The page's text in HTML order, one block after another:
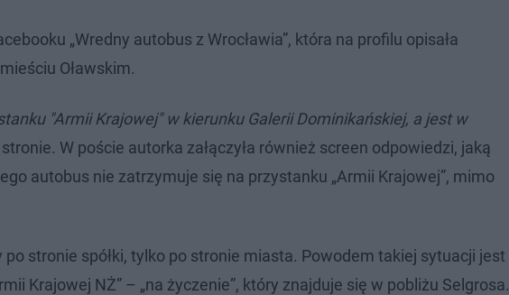
„Wredny autobus z Wrocławia”, która na profilu opisała
Oławskim.
"Armii Krajowej" w kierunku Galerii Dominikańskiej, a jest w
W poście autorka załączyła również screen odpowiedzi, jaką
autobus nie zatrzymuje się na przystanku „Armii Krajowej”, mimo
stronie spółki, tylko po stronie miasta. Powodem takiej sytuacji jest
Krajowej NŻ” – „na życzenie”, który znajduje się w pobliżu Selgrosa.